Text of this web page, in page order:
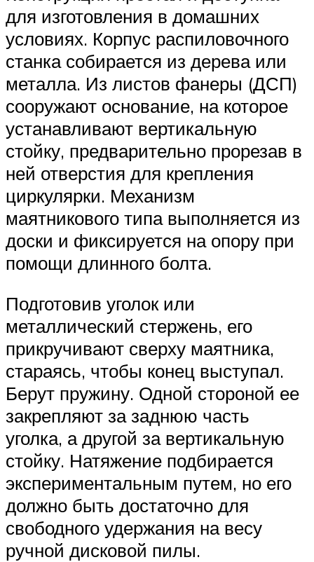
для изготовления в домашних
условиях. Корпус распиловочного
станка собирается из дерева или
металла. Из листов фанеры (ДСП)
сооружают основание, на которое
устанавливают вертикальную
стойку, предварительно прорезав в
ней отверстия для крепления
циркулярки. Механизм
маятникового типа выполняется из
доски и фиксируется на опору при
помощи длинного болта.
Подготовив уголок или
металлический стержень, его
прикручивают сверху маятника,
стараясь, чтобы конец выступал.
Берут пружину. Одной стороной ее
закрепляют за заднюю часть
уголка, а другой за вертикальную
стойку. Натяжение подбирается
экспериментальным путем, но его
должно быть достаточно для
свободного удержания на весу
ручной дисковой пилы.